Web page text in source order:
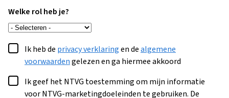
Welke rol heb je?
Ik heb de privacy verklaringen dealgemene
voorwaardengelezen en ga hiermee akkoord
Ik geef het NTVG toestemming om mijn informatie
voor NTVG-marketingdoeleinden te gebruiken. De